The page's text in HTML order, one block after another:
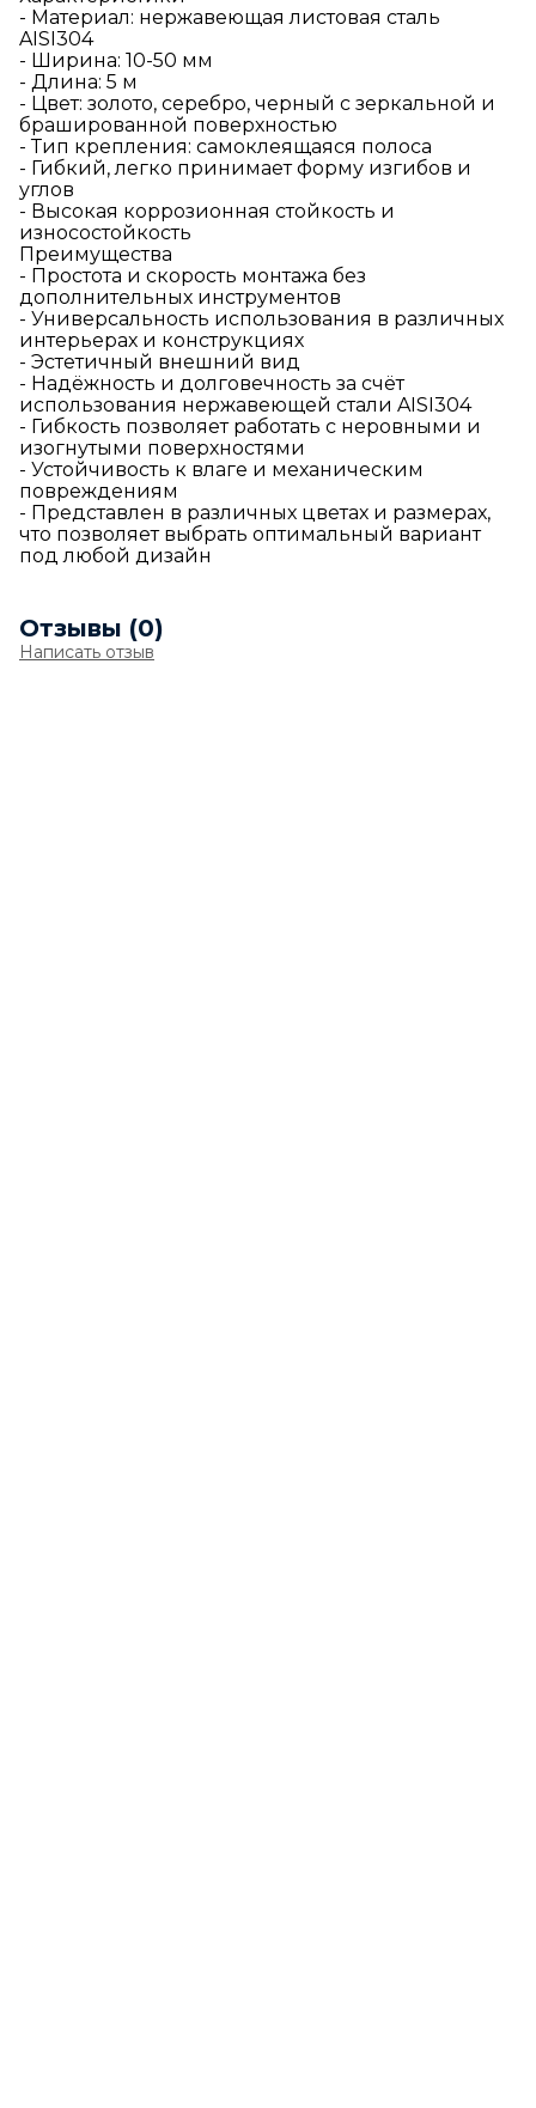
- Материал: нержавеющая листовая сталь
AISI304
- Ширина: 10-50 мм
- Длина: 5 м
- Цвет: золото, серебро, черный с зеркальной и
брашированной поверхностью
- Тип крепления: самоклеящаяся полоса
- Гибкий, легко принимает форму изгибов и
углов
- Высокая коррозионная стойкость и
износостойкость
Преимущества
- Простота и скорость монтажа без
дополнительных инструментов
- Универсальность использования в различных
интерьерах и конструкциях
- Эстетичный внешний вид
- Надёжность и долговечность за счёт
использования нержавеющей стали AISI304
- Гибкость позволяет работать с неровными и
изогнутыми поверхностями
- Устойчивость к влаге и механическим
повреждениям
- Представлен в различных цветах и размерах,
что позволяет выбрать оптимальный вариант
под любой дизайн
Отзывы (0)
Написать отзыв